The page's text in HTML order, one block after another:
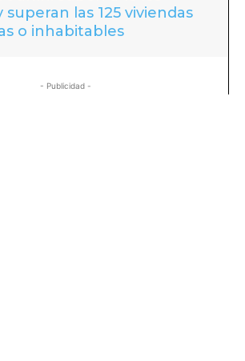
superan las 125 viviendas
o inhabitables
- Publicidad -